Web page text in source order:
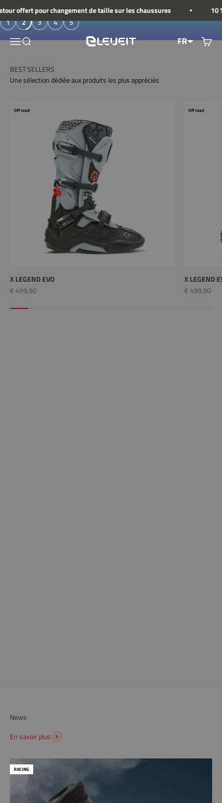
pour changement de taille sur les chaussures 10 % de
Ouvrir le menu de navigation
Afficher le menu de recherche
Eleveit FR
J'ACHÈTE
1
2 3 4 5
BEST SELLERS
Une sélection dédiée aux produits les plus appréciés
Off road
X LEGEND EVO
Prix remisé
€ 499,90
Off road
X LEGEND
Prix remisé
€ 499,90
Collection homme
News
En savoir plus
RACING